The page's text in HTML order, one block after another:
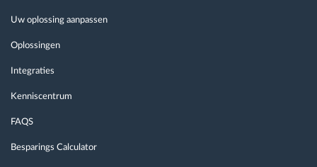
Uw oplossing aanpassen
Oplossingen
Integraties
Kenniscentrum
FAQS
Besparings Calculator